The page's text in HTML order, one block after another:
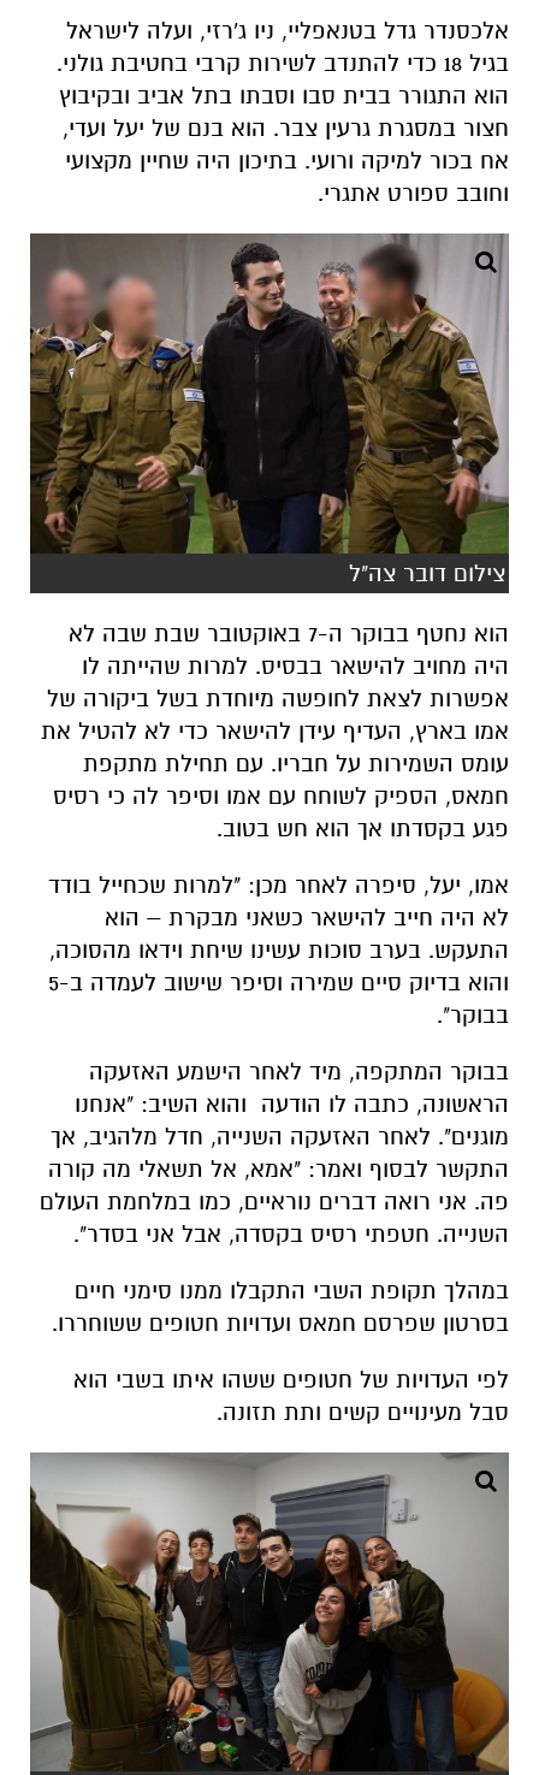
אלכסנדר גדל בטנאפליי, ניו ג'רזי, ועלה לישראל
בגיל 18 כדי להתנדב לשירות קרבי בחטיבת גולני.
הוא התגורר בבית סבו וסבתו בתל אביב ובקיבוץ
חצור במסגרת גרעין צבר. הוא בנם של יעל ועדי,
אח בכור למיקה ורועי. בתיכון היה שחיין מקצועי
וחובב ספורט אתגרי.
צילום דובר צה"ל
הוא נחטף בבוקר ה-7 באוקטובר שבת שבה לא
היה מחויב להישאר בבסיס. למרות שהייתה לו
אפשרות לצאת לחופשה מיוחדת בשל ביקורה של
אמו בארץ, העדיף עידן להישאר כדי לא להטיל את
עומס השמירות על חבריו. עם תחילת מתקפת
חמאס, הספיק לשוחח עם אמו וסיפר לה כי רסיס
פגע בקסדתו אך הוא חש בטוב.
אמו, יעל, סיפרה לאחר מכן: "למרות שכחייל בודד
לא היה חייב להישאר כשאני מבקרת – הוא
התעקש. בערב סוכות עשינו שיחת וידאו מהסוכה,
והוא בדיוק סיים שמירה וסיפר שישוב לעמדה ב-5
בבוקר".
בבוקר המתקפה, מיד לאחר הישמע האזעקה
הראשונה, כתבה לו הודעה והוא השיב: "אנחנו
מוגנים". לאחר האזעקה השנייה, חדל מלהגיב, אך
התקשר לבסוף ואמר: "אמא, אל תשאלי מה קורה
פה. אני רואה דברים נוראיים, כמו במלחמת העולם
השנייה. חטפתי רסיס בקסדה, אבל אני בסדר".
במהלך תקופת השבי התקבלו ממנו סימני חיים
בסרטון שפרסם חמאס ועדויות חטופים ששוחררו.
לפי העדויות של חטופים ששהו איתו בשבי הוא
סבל מעינויים קשים ותת תזונה.